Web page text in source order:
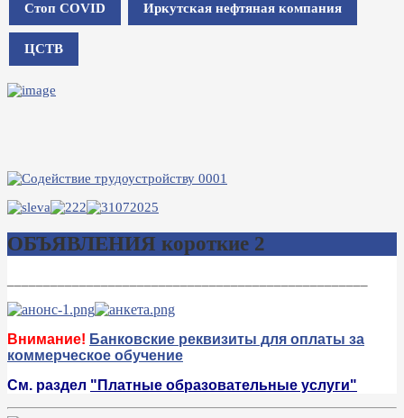
Стоп COVID Иркутская нефтяная компания
ЦСТВ
ОБЪЯВЛЕНИЯ короткие 2
Внимание! Банковские реквизиты для оплаты за
коммерческое обучение
См. раздел "Платные образовательные услуги"